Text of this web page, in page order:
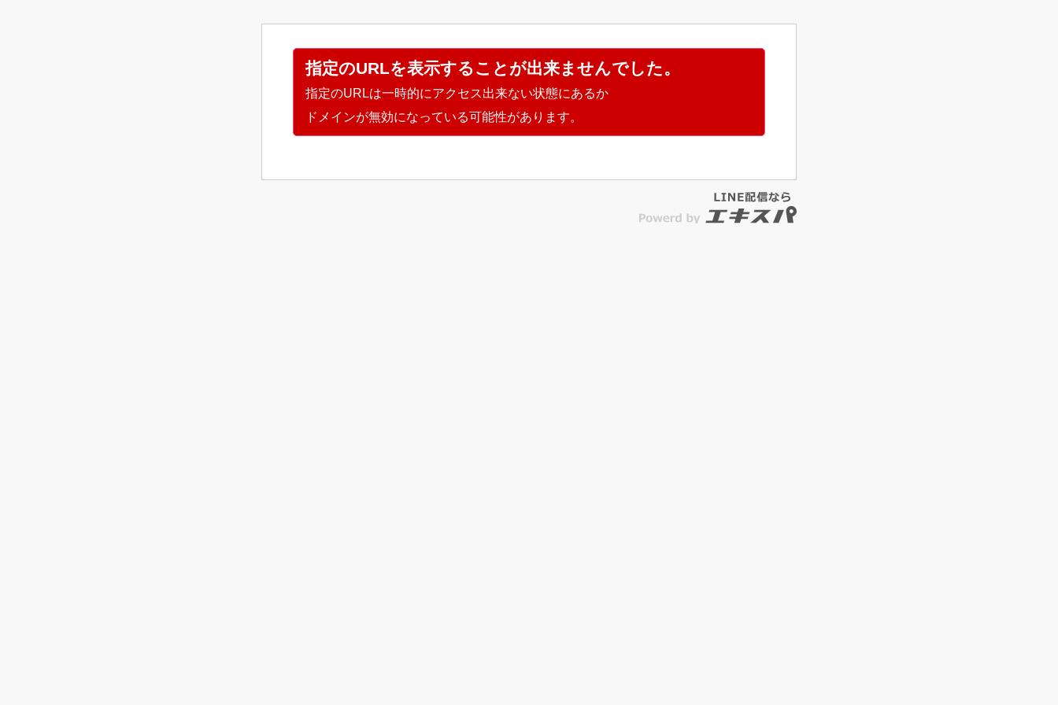
指定のURLを表示することが出来ませんでした。
指定のURLは一時的にアクセス出来ない状態にあるか
ドメインが無効になっている可能性があります。